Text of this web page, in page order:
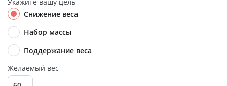
Снижение веса
Набор массы
Поддержание веса
Желаемый вес